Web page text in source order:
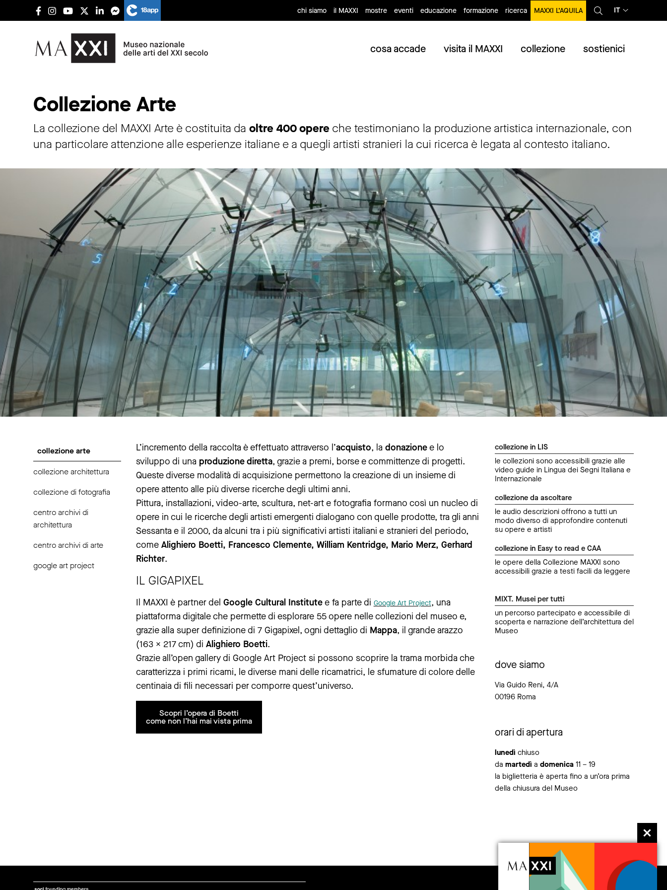
chi siamo il MAXXI mostre eventi educazione formazione ricerca MAXXI L’AQUILA IT
cosa accade visita il MAXXI collezione sostienici
Collezione Arte
Collezione Arte
La collezione del MAXXI Arte è costituita da oltre 400 opereche testimoniano la produzione artistica internazionale, con
una particolare attenzione alle esperienze italiane e a quegli artisti stranieri la cui ricerca è legata al contesto italiano.
L’incremento della raccolta è effettuato attraverso l’acquisto, la donazionee lo
sviluppo di una produzione diretta, grazie a premi, borse e committenze di progetti.
Queste diverse modalità di acquisizione permettono la creazione di un insieme di
opere attento alle più diverse ricerche degli ultimi anni.
Pittura, installazioni, video-arte, scultura, net-art e fotografia formano così un nucleo di
opere in cui le ricerche degli artisti emergenti dialogano con quelle prodotte, tra gli anni
Sessanta e il 2000, da alcuni tra i più significativi artisti italiani e stranieri del periodo,
come Alighiero Boetti, Francesco Clemente, William Kentridge, Mario Merz, Gerhard
Richter.
IL GIGAPIXEL
Il MAXXI è partner del Google Cultural Institutee fa parte di Google Art Project, una
piattaforma digitale che permette di esplorare 55 opere nelle collezioni del museo e,
grazie alla super definizione di 7 Gigapixel, ogni dettaglio di Mappa, il grande arazzo
(163 x 217 cm) di Alighiero Boetti.
Grazie all’open gallery di Google Art Project si possono scoprire la trama morbida che
caratterizza i primi ricami, le diverse mani delle ricamatrici, le sfumature di colore delle
centinaia di fili necessari per comporre quest’universo.
Scopri l’opera di Boetti
come non l’hai mai vista prima
collezione arte
collezione architettura
collezione di fotografia
centro archivi di
architettura
centro archivi di arte
google art project
collezione in LIS
le collezioni sono accessibili grazie alle
video guide in Lingua dei Segni Italiana e
Internazionale
collezione da ascoltare
le audio descrizioni offrono a tutti un
modo diverso di approfondire contenuti
su opere e artisti
collezione in Easy to read e CAA
le opere della Collezione MAXXI sono
accessibili grazie a testi facili da leggere
MIXT. Musei per tutti
un percorso partecipato e accessibile di
scoperta e narrazione dell’architettura del
Museo
dove siamo
Via Guido Reni, 4/A
00196 Roma
orari di apertura
lunedì chiuso
da martedì a domenica11 – 19
la biglietteria è aperta fino a un’ora prima
della chiusura del Museo